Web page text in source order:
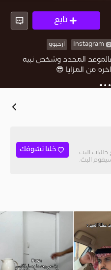
تابع
ارحبوو
المحدد وشخص نبيه
من المزايا 😎
البث
البث.
خلنا نشوفك